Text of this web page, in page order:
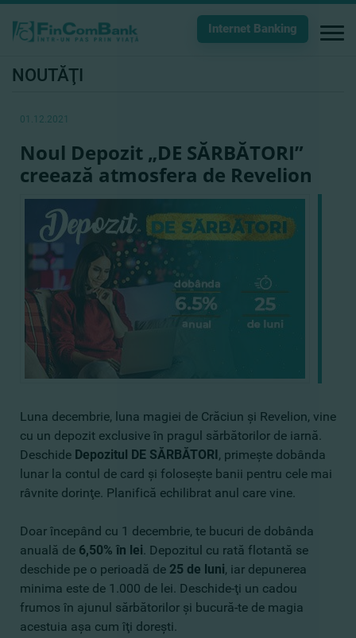
Internet Banking
NOUTĂŢI
01.12.2021
Noul Depozit „DE SĂRBĂTORI”
creează atmosfera de Revelion
Luna decembrie, luna magiei de Crăciun şi Revelion, vine
cu un depozit exclusive în pragul sărbătorilor de iarnă.
Deschide Depozitul DE SĂRBĂTORI, primeşte dobânda
lunar la contul de card şi foloseşte banii pentru cele mai
râvnite dorinţe. Planifică echilibrat anul care vine.
Doar începând cu 1 decembrie, te bucuri de dobânda
anuală de 6,50% în lei. Depozitul cu rată flotantă se
deschide pe o perioadă de 25 de luni, iar depunerea
minima este de 1.000 de lei. Deschide-ţi un cadou
frumos în ajunul sărbătorilor şi bucură-te de magia
acestuia aşa cum îţi doreşti.